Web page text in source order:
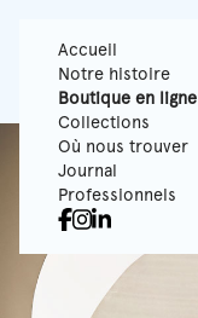
Accueil
Notre histoire
Boutique en ligne
Collections
Où nous trouver
Journal
Professionnels